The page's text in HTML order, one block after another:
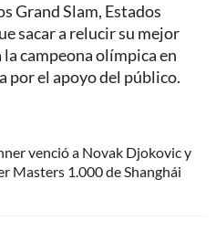
Grand Slam, Estados
sacar a relucir su mejor
campeona olímpica en
por el apoyo del público.
venció a Novak Djokovic y
Masters 1.000 de Shanghái